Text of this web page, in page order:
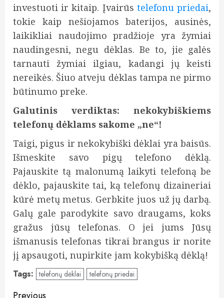
investuoti ir kitaip. Įvairūs telefonu priedai,
tokie kaip nešiojamos baterijos, ausinės,
laikikliai naudojimo pradžioje yra žymiai
naudingesni, negu dėklas. Be to, jie galės
tarnauti žymiai ilgiau, kadangi jų keisti
nereikės. Šiuo atveju dėklas tampa ne pirmo
būtinumo preke.
Galutinis verdiktas: nekokybiškiems
telefonų dėklams sakome „ne“!
Taigi, pigus ir nekokybiški dėklai yra baisūs.
Išmeskite savo pigų telefono dėklą.
Pajauskite tą malonumą laikyti telefoną be
dėklo, pajauskite tai, ką telefonų dizaineriai
kūrė metų metus. Gerbkite juos už jų darbą.
Galų gale parodykite savo draugams, koks
gražus jūsų telefonas. O jei jums Jūsų
išmanusis telefonas tikrai brangus ir norite
jį apsaugoti, nupirkite jam kokybišką dėklą!
Tags: telefonų dėklai telefonų priedai